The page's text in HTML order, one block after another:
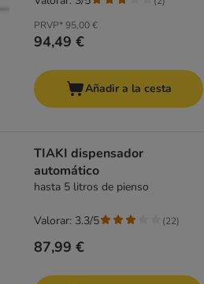
PRVP*95,00 €
94,49 €
Añadir a la cesta
TIAKI dispensador
automático
hasta 5 litros de pienso
87,99 €
Valorar: 3.3/5 (22)